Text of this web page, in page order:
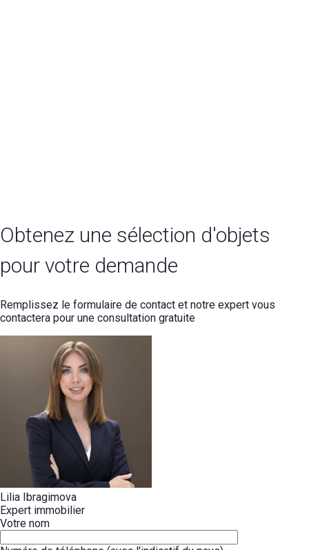
Obtenez une sélection d'objets
pour votre demande
Remplissez le formulaire de contact et notre expert vous
contactera pour une consultation gratuite
Lilia Ibragimova
Expert immobilier
Votre nom